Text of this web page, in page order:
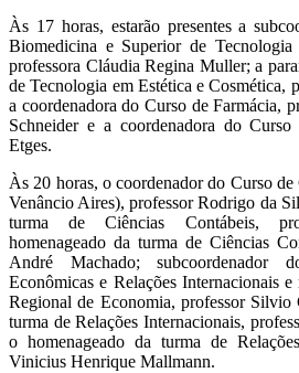
Às 17 horas, estarão presentes a
Biomedicina e Superior de Tecnologia
professora Cláudia Regina Muller; a
de Tecnologia em Estética e Cosmética,
a coordenadora do Curso de Farmácia,
Schneider e a coordenadora do
Etges.
Às 20 horas, o coordenador do Curso de
Venâncio Aires), professor Rodrigo da
turma de Ciências Contábeis,
homenageado da turma de Ciências
André Machado; subcoordenador
Econômicas e Relações Internacionais
Regional de Economia, professor Silvio
turma de Relações Internacionais,
o homenageado da turma de
Vinicius Henrique Mallmann.